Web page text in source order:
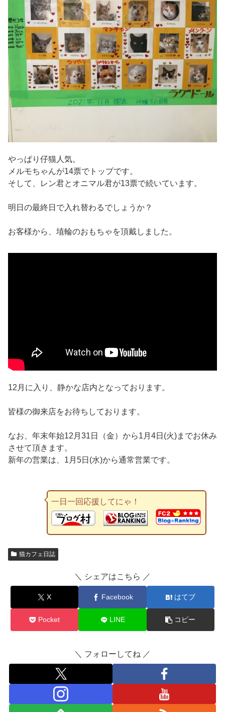
やっぱり仔猫人気。
メルモちゃんが14票でトップです。
そして、レン君とオニマル君が13票で続いています。
明日の最終日で入れ替わるでしょうか？
お客様から、埴輪のおもちゃを頂戴しました。
12月に入り、静かな店内となっております。
皆様の御来店をお待ちしております。
なお、年末年始12月31日（金）から1月4日(火)までお休み
させて頂きます。
新年の営業は、1月5日(水)から通常営業です。
一日一回応援してにゃ！
猫カフェ日誌
＼ シェアはこちら ／
X Facebook はてブ
Pocket LINE コピー
＼ フォローしてね ／